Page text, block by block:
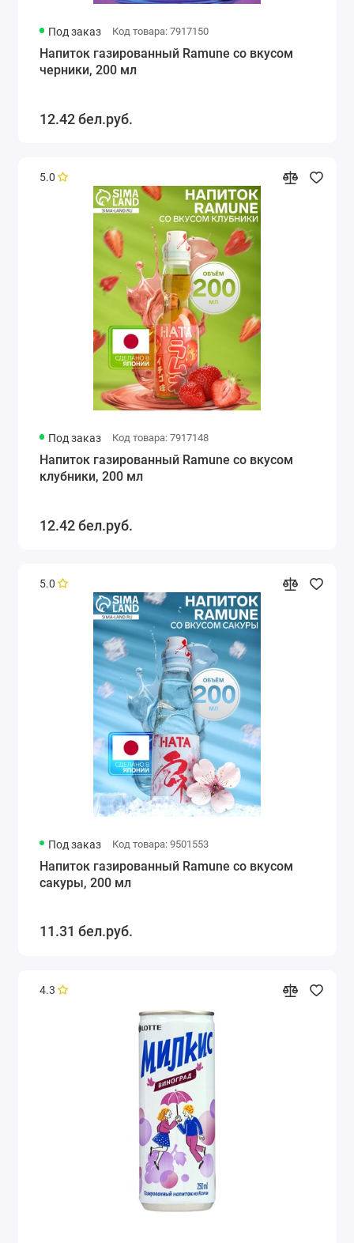
Под заказ Код товара: 7917150
Напиток газированный Ramune со вкусом
черники, 200 мл
12.42 бел.руб.
5.0
Под заказ Код товара: 7917148
Напиток газированный Ramune со вкусом
клубники, 200 мл
12.42 бел.руб.
5.0
Под заказ Код товара: 9501553
Напиток газированный Ramune со вкусом
сакуры, 200 мл
11.31 бел.руб.
4.3